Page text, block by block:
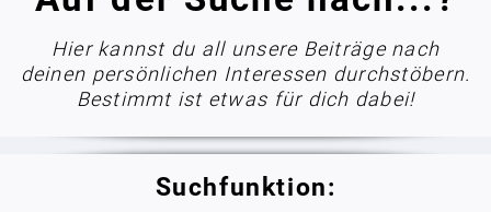
Hier kannst du all unsere Beiträge nach
deinen persönlichen Interessen durchstöbern.
Bestimmt ist etwas für dich dabei!
Suchfunktion: